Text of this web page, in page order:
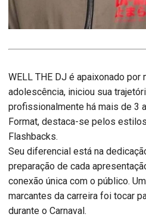
WELL THE DJ é apaixonado
adolescência, iniciou sua
profissionalmente há mais de 3
Format, destaca-se pelos
Flashbacks.
Seu diferencial está na
preparação de cada
conexão única com o público.
marcantes da carreira foi tocar
durante o Carnaval.